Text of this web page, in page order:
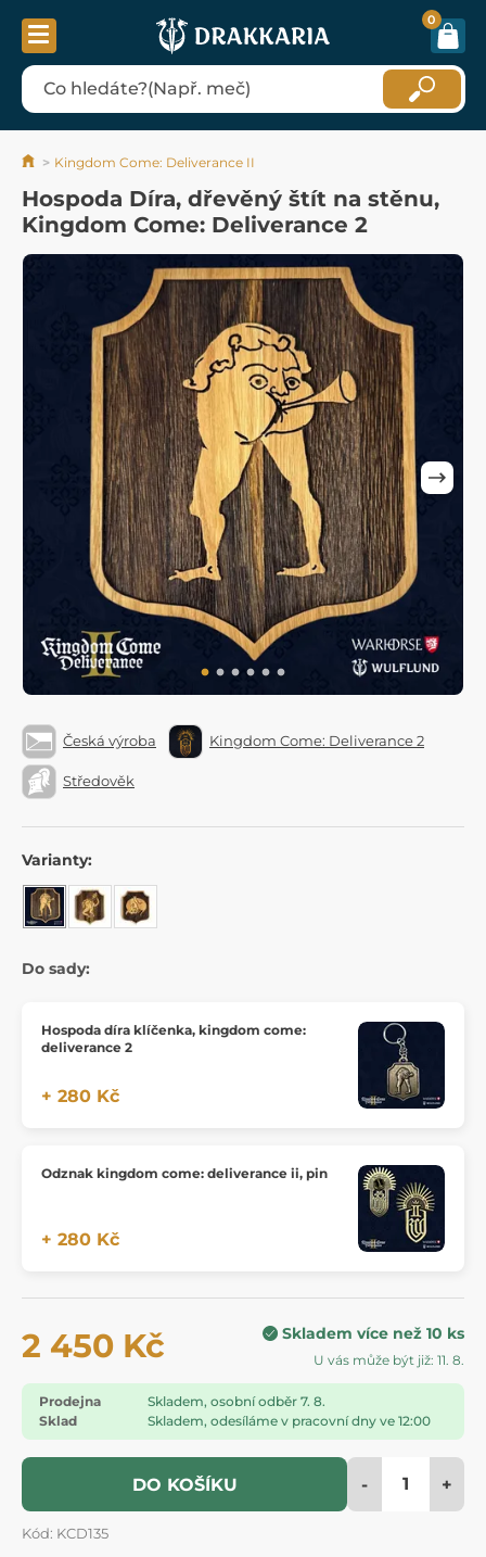
0
Kingdom Come: Deliverance II
Hospoda Díra, dřevěný štít na stěnu,
Kingdom Come: Deliverance 2
Česká výroba Kingdom Come: Deliverance 2
Středověk
Varianty:
Do sady:
Hospoda díra klíčenka, kingdom come:
deliverance 2
+ 280 Kč
Odznak kingdom come: deliverance ii, pin
+ 280 Kč
2 450 Kč Skladem více než 10 ks
U vás může být již: 11. 8.
Prodejna
Skladem, osobní odběr 7. 8.
Sklad
Skladem, odesíláme v pracovní dny ve 12:00
DO KOŠÍKU - +
Kód: KCD135